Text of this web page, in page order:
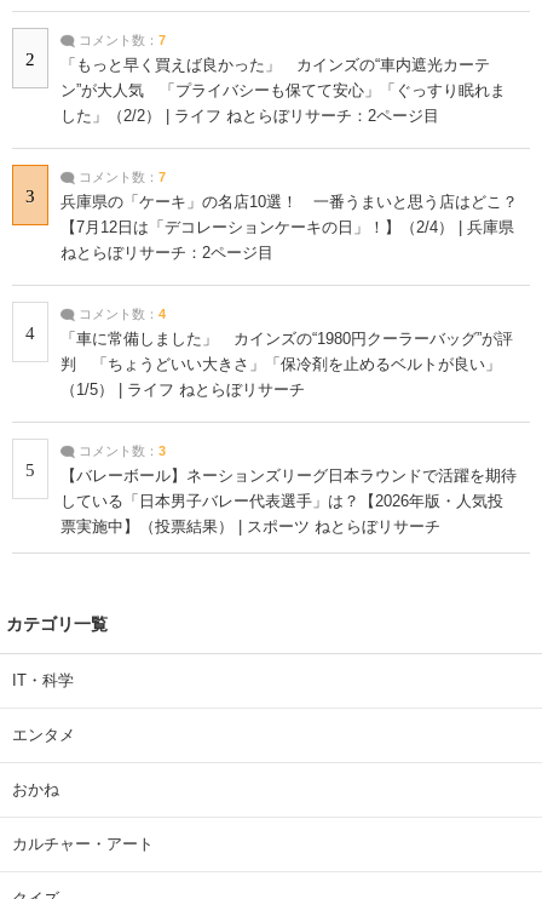
2
コメント数： 7
「もっと早く買えば良かった」 カインズの“車内遮光カーテ
ン”が大人気 「プライバシーも保てて安心」「ぐっすり眠れま
した」（2/2） | ライフ ねとらぼリサーチ：2ページ目
3
コメント数： 7
兵庫県の「ケーキ」の名店10選！ 一番うまいと思う店はどこ？
【7月12日は「デコレーションケーキの日」！】（2/4） | 兵庫県
ねとらぼリサーチ：2ページ目
4
コメント数： 4
「車に常備しました」 カインズの“1980円クーラーバッグ”が評
判 「ちょうどいい大きさ」「保冷剤を止めるベルトが良い」
（1/5） | ライフ ねとらぼリサーチ
5
コメント数： 3
【バレーボール】ネーションズリーグ日本ラウンドで活躍を期待
している「日本男子バレー代表選手」は？【2026年版・人気投
票実施中】（投票結果） | スポーツ ねとらぼリサーチ
カテゴリ一覧
IT・科学
エンタメ
おかね
カルチャー・アート